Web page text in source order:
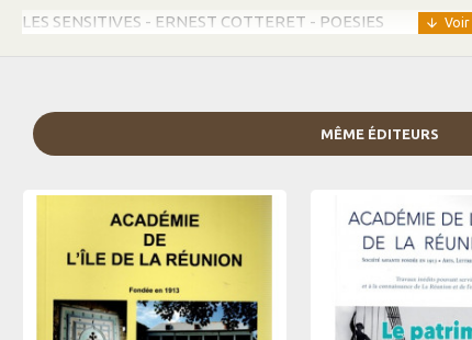
LES SENSITIVES - ERNEST COTTERET - POESIES
MÊME ÉDITEURS